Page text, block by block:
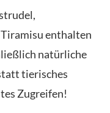
enthalten
natürliche
tierisches
Zugreifen!